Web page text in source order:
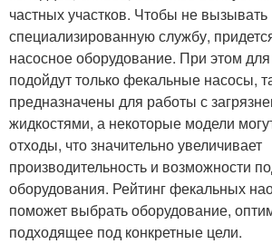
частных участков. Чтобы не вызывать
специализированную службу,
насосное оборудование. При этом
подойдут только фекальные насосы,
предназначены для работы с
жидкостями, а некоторые модели
отходы, что значительно увеличивает
производительность и возможности
оборудования. Рейтинг фекальных
поможет выбрать оборудование,
подходящее под конкретные цели.